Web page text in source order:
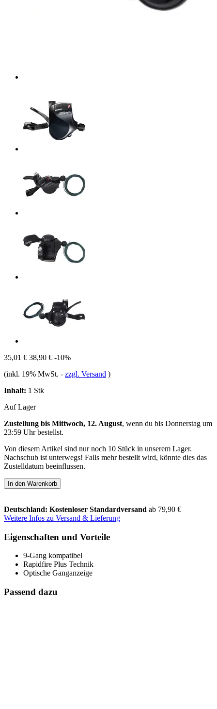
35,01 € 38,90 € -10%
(inkl. 19% MwSt. - zzgl. Versand )
Inhalt: 1 Stk
Auf Lager
Zustellung bis Mittwoch, 12. August, wenn du bis Donnerstag um
23:59 Uhrbestellst.
Von diesem Artikel sind nur noch 10 Stück in unserem Lager.
Nachschub ist unterwegs! Falls mehr bestellt wird, könnte dies das
Zustelldatum beeinflussen.
In den Warenkorb
Deutschland: Kostenloser Standardversand ab 79,90 €
Weitere Infos zu Versand & Lieferung
Eigenschaften und Vorteile
9-Gang kompatibel
Rapidfire Plus Technik
Optische Ganganzeige
Passend dazu